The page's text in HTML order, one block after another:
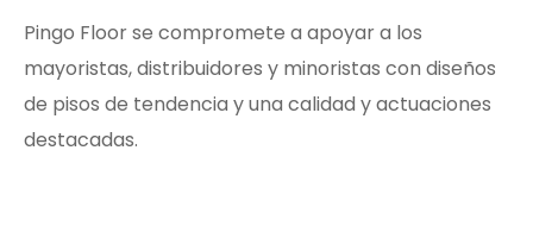
Pingo Floor se compromete a apoyar a los
mayoristas, distribuidores y minoristas con diseños
de pisos de tendencia y una calidad y actuaciones
destacadas.